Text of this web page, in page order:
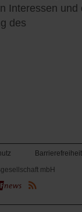
Interessen und
des
Barrierefreiheit
mbH
(Öffnet
in
neuen